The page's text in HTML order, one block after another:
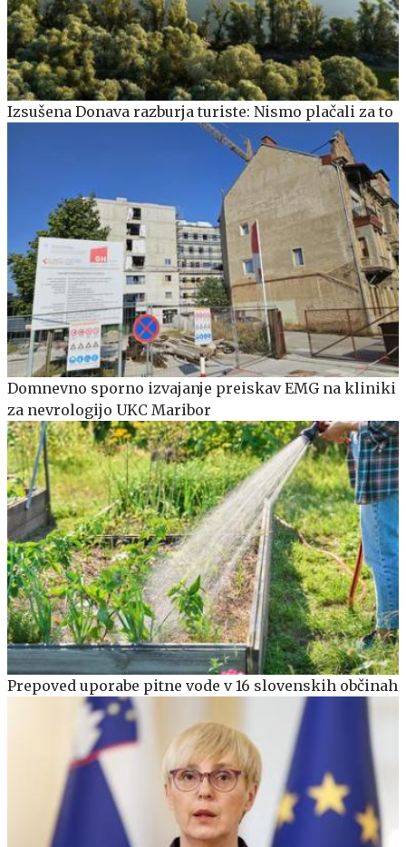
Izsušena Donava razburja turiste: Nismo plačali za to
Domnevno sporno izvajanje preiskav EMG na kliniki
za nevrologijo UKC Maribor
Prepoved uporabe pitne vode v 16 slovenskih občinah